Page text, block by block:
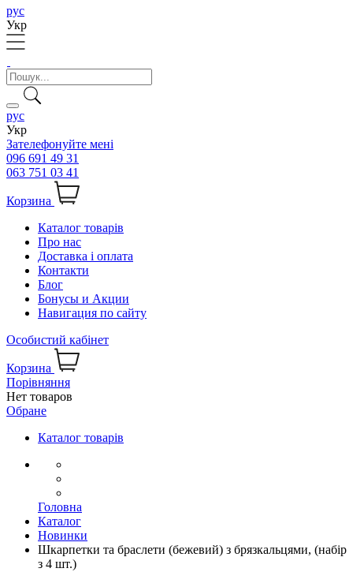
рус
Укр
рус
Укр
Зателефонуйте мені
096 691 49 31
063 751 03 41
Корзина
Каталог товарів
Про нас
Доставка і оплата
Контакти
Блог
Бонусы и Акции
Навигация по сайту
Особистий кабінет
Корзина
Порівняння
Нет товаров
Обране
Каталог товарів
Головна
Каталог
Новинки
Шкарпетки та браслети (бежевий) з брязкальцями, (набір
з 4 шт.)